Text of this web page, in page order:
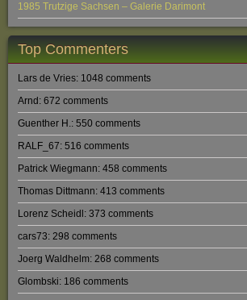
1985 Trutzige Sachsen – Galerie Darimont
Top Commenters
Lars de Vries: 1048 comments
Arnd: 672 comments
Guenther H.: 550 comments
RALF_67: 516 comments
Patrick Wiegmann: 458 comments
Thomas Dittmann: 413 comments
Lorenz Scheidl: 373 comments
cars73: 298 comments
Joerg Waldhelm: 268 comments
Glombski: 186 comments